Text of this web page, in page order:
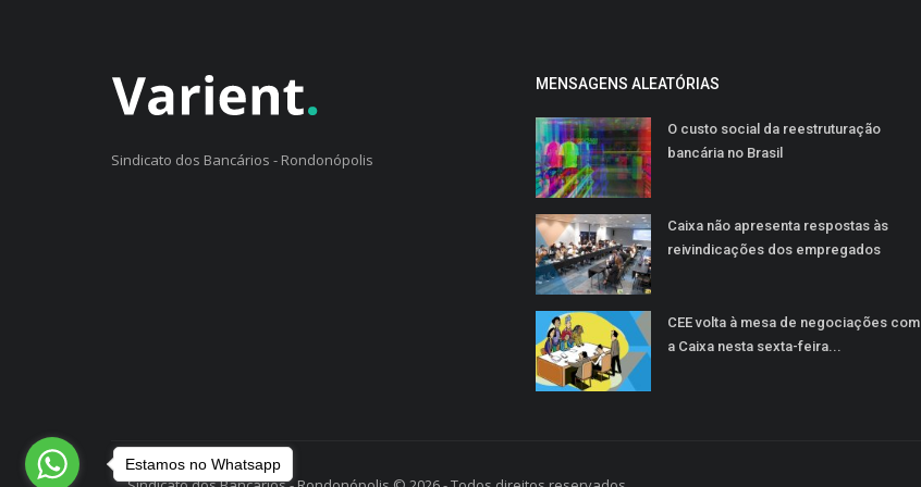
Sindicato dos Bancários - Rondonópolis
MENSAGENS ALEATÓRIAS
O custo social da reestruturação
bancária no Brasil
Caixa não apresenta respostas às
reivindicações dos empregados
CEE volta à mesa de negociações com
a Caixa nesta sexta-feira...
Estamos no Whatsapp